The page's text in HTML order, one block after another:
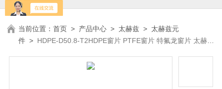
当前位置：首页 > 产品中心 > 太赫兹 > 太赫兹元
件 > HDPE-D50.8-T2HDPE窗片 PTFE窗片 特氟龙窗片 太赫兹